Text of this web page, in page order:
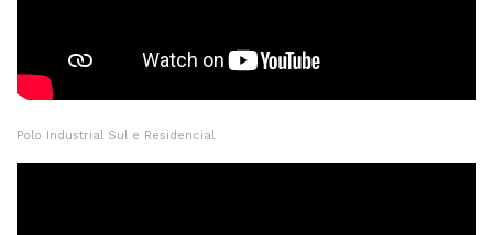
Polo Industrial Sul e Residencial